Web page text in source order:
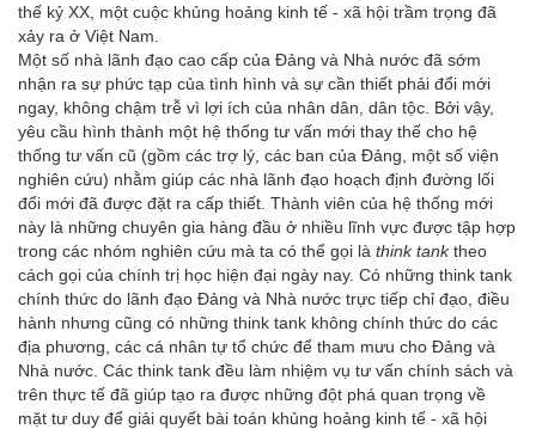
thế kỷ XX, một cuộc khủng hoảng kinh tế - xã hội trầm trọng đã
xảy ra ở Việt Nam.
Một số nhà lãnh đạo cao cấp của Đảng và Nhà nước đã sớm
nhận ra sự phức tạp của tình hình và sự cần thiết phải đổi mới
ngay, không chậm trễ vì lợi ích của nhân dân, dân tộc. Bởi vậy,
yêu cầu hình thành một hệ thống tư vấn mới thay thế cho hệ
thống tư vấn cũ (gồm các trợ lý, các ban của Đảng, một số viện
nghiên cứu) nhằm giúp các nhà lãnh đạo hoạch định đường lối
đổi mới đã được đặt ra cấp thiết. Thành viên của hệ thống mới
này là những chuyên gia hàng đầu ở nhiều lĩnh vực được tập hợp
trong các nhóm nghiên cứu mà ta có thể gọi là think tanktheo
cách gọi của chính trị học hiện đại ngày nay. Có những think tank
chính thức do lãnh đạo Đảng và Nhà nước trực tiếp chỉ đạo, điều
hành nhưng cũng có những think tank không chính thức do các
địa phương, các cá nhân tự tổ chức để tham mưu cho Đảng và
Nhà nước. Các think tank đều làm nhiệm vụ tư vấn chính sách và
trên thực tế đã giúp tạo ra được những đột phá quan trọng về
mặt tư duy để giải quyết bài toán khủng hoảng kinh tế - xã hội